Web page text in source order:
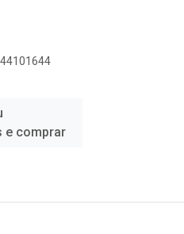
e comprar